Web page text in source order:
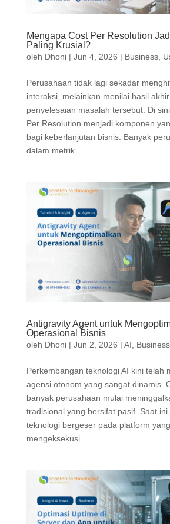
Mengapa Cost Per Resolution
Paling Krusial?
oleh Dhoni| Jun 4, 2026 | Business,
Perusahaan tidak lagi sekadar
interaksi, melainkan menilai hasil
penyelesaian masalah tersebut. Di
Per Resolution menjadi komponen
bagi keberlanjutan bisnis. Banyak
dalam metrik...
Antigravity Agent untuk
Operasional Bisnis
oleh Dhoni| Jun 2, 2026 | AI Business,
Perkembangan teknologi AI kini telah
agensi otonom yang sangat dinamis.
banyak perusahaan mulai
tradisional yang bersifat pasif. Saat
teknologi bergeser pada platform
mengeksekusi...